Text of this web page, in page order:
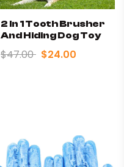
2 In 1 Tooth Brusher
And Hiding Dog Toy
$47.00 $24.00